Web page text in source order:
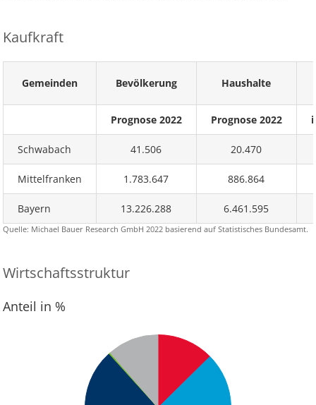
Kaufkraft
Gemeinden Bevölkerung Haushalte
Prognose 2022 Prognose 2022
Schwabach 41.506 20.470
Mittelfranken 1.783.647 886.864
Bayern 13.226.288 6.461.595
Quelle: Michael Bauer Research GmbH 2022 basierend auf Statistisches Bundesamt.
Wirtschaftsstruktur
Anteil in %